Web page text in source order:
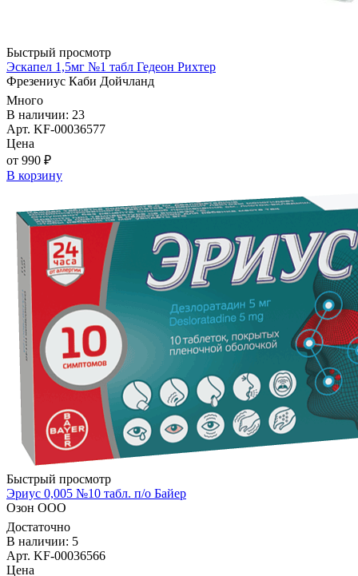
Быстрый просмотр
Эскапел 1,5мг №1 табл Гедеон Рихтер
Фрезениус Каби Дойчланд
Много
В наличии: 23
Арт. KF-00036577
Цена
от 990 ₽
В корзину
Быстрый просмотр
Эриус 0,005 №10 табл. п/о Байер
Озон ООО
Достаточно
В наличии: 5
Арт. KF-00036566
Цена